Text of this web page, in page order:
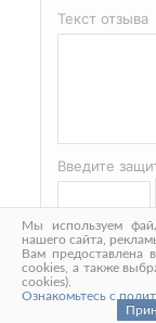
Текст отзыва
Введите
Мы используем
нашего сайта,
Вам предоставлена
cookies, а также
cookies).
Ознакомьтесь с